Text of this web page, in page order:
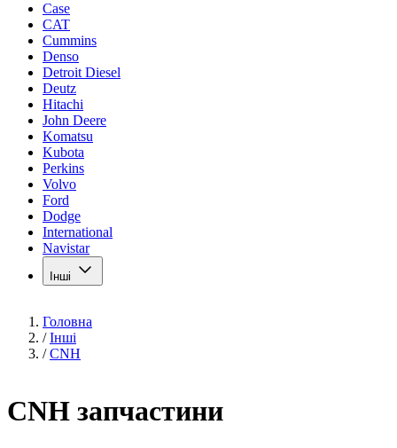
Case
CAT
Cummins
Denso
Detroit Diesel
Deutz
Hitachi
John Deere
Komatsu
Kubota
Perkins
Volvo
Ford
Dodge
International
Navistar
Інші
Головна
/ Інші
/ CNH
CNH запчастини